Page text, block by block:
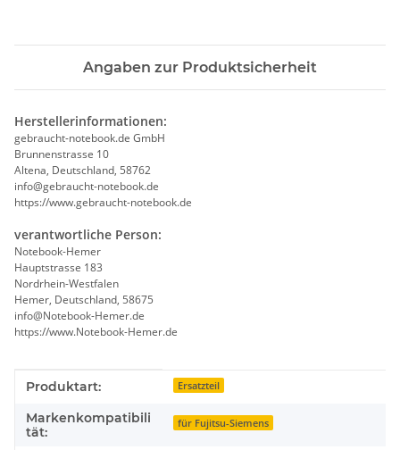
Angaben zur Produktsicherheit
Herstellerinformationen:
gebraucht-notebook.de GmbH
Brunnenstrasse 10
Altena, Deutschland, 58762
info@gebraucht-notebook.de
https://www.gebraucht-notebook.de
verantwortliche Person:
Notebook-Hemer
Hauptstrasse 183
Nordrhein-Westfalen
Hemer, Deutschland, 58675
info@Notebook-Hemer.de
https://www.Notebook-Hemer.de
Produkteigenschaft
Wert
Produktart: Ersatzteil
Markenkompatibili
tät:
für Fujitsu-Siemens